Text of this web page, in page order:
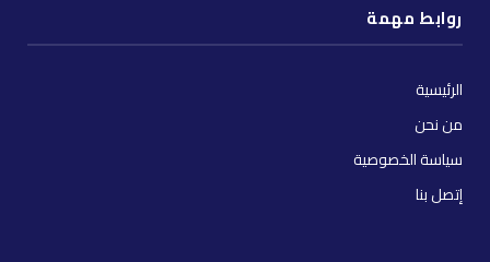
روابط مهمة
الرئيسية
من نحن
سياسة الخصوصية
إتصل بنا